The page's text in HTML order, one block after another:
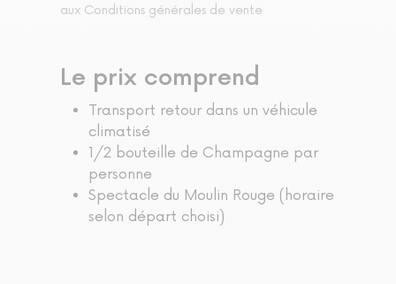
aux Conditions générales de vente
Le prix comprend
Transport retour dans un véhicule
climatisé
1/2 bouteille de Champagne par
personne
Spectacle du Moulin Rouge (horaire
selon départ choisi)